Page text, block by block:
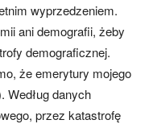
wyprzedzeniem.
ani demografii, żeby
demograficznej.
że emerytury mojego
Według danych
przez katastrofę